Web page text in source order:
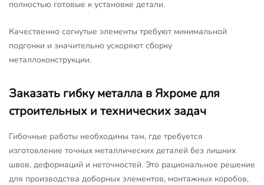
полностью готовые к установке детали.
Качественно согнутые элементы требуют минимальной
подгонки и значительно ускоряют сборку
металлоконструкции.
Заказать гибку металла в Яхроме для
строительных и технических задач
Гибочные работы необходимы там, где требуется
изготовление точных металлических деталей без лишних
швов, деформаций и неточностей. Это рациональное решение
для производства доборных элементов, монтажных коробов,